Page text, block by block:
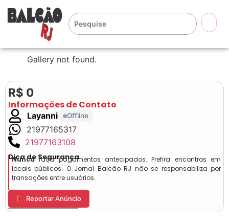
Gallery not found.
R$ 0
Informações de Contato
Layanni Offline
21977165317
21977163108
Dica de Segurança
Nuncafaça pagamentos antecipados. Prefira encontros em
locais públicos. O Jornal Balcão RJ não se responsabiliza por
transações entre usuários.
🚩 Reportar Anúncio